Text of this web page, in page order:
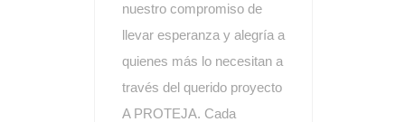
nuestro compromiso de
llevar esperanza y alegría a
quienes más lo necesitan a
través del querido proyecto
A PROTEJA. Cada